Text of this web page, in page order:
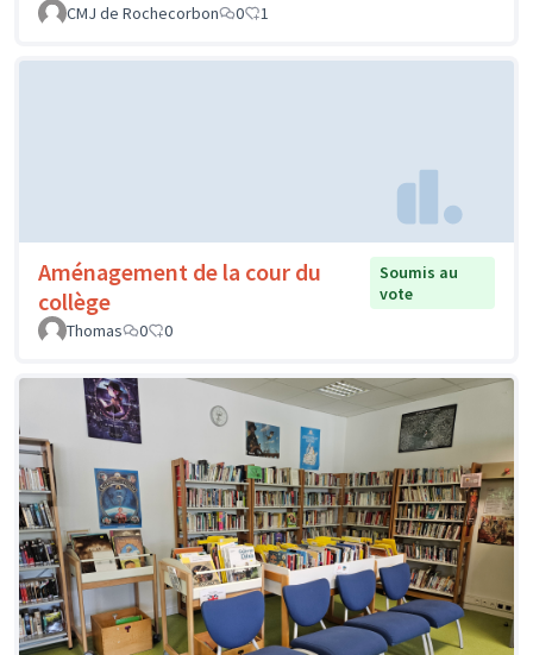
CMJ de Rochecorbon
0 1
Aménagement de la cour du
collège
Soumis au
vote
Thomas
0 0